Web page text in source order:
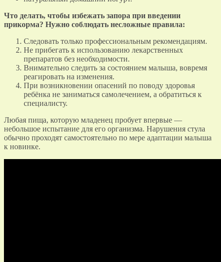
Что делать, чтобы избежать запора при введении
прикорма? Нужно соблюдать несложные правила:
Следовать только профессиональным рекомендациям.
Не прибегать к использованию лекарственных
препаратов без необходимости.
Внимательно следить за состоянием малыша, вовремя
реагировать на изменения.
При возникновении опасений по поводу здоровья
ребёнка не заниматься самолечением, а обратиться к
специалисту.
Любая пища, которую младенец пробует впервые —
небольшое испытание для его организма. Нарушения стула
обычно проходят самостоятельно по мере адаптации малыша
к новинке.